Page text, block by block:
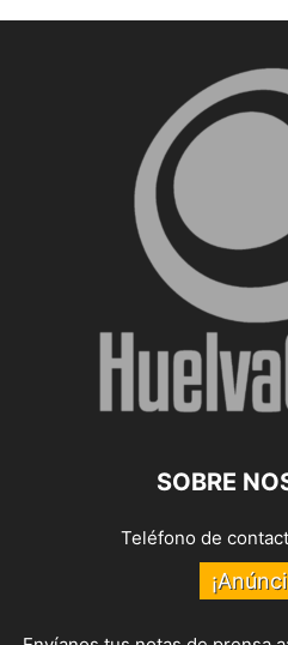
SOBRE
Teléfono de